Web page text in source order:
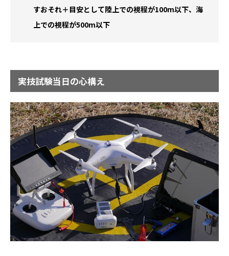
すおそれ＋目安として陸上での視程が100m以下、海
上での視程が500m以下
実技試験当日の心構え